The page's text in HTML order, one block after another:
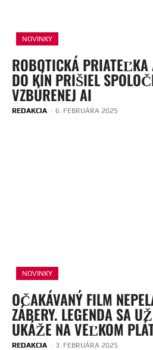
NOVINKY
ROBOTICKÁ
DO KÍN PRIŠIEL
VZBÚRENEJ AI
REDAKCIA - 6. FEBRUÁRA 2025
NOVINKY
OČAKÁVANÝ FILM
ZÁBERY. LEGENDA SA
UKÁŽE NA VEĽKOM
REDAKCIA - 3. FEBRUÁRA 2025